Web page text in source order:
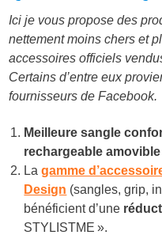
Ici je vous propose des
nettement moins chers et
accessoires officiels
Certains d’entre eux
fournisseurs de Facebook.
Meilleure sangle
rechargeable amovible
Lagamme
Design (sangles, grip,
bénéficient d’une
STYLISTME ».